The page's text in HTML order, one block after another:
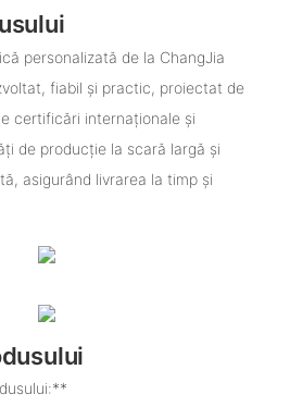
personalizată de la ChangJia
fiabil și practic, proiectat de
certificări internaționale și
de producție la scară largă și
asigurând livrarea la timp și